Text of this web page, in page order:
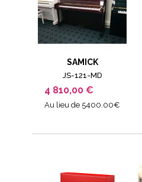
SAMICK
JS-121-MD
4 810,00 €
Au lieu de 5400.00€